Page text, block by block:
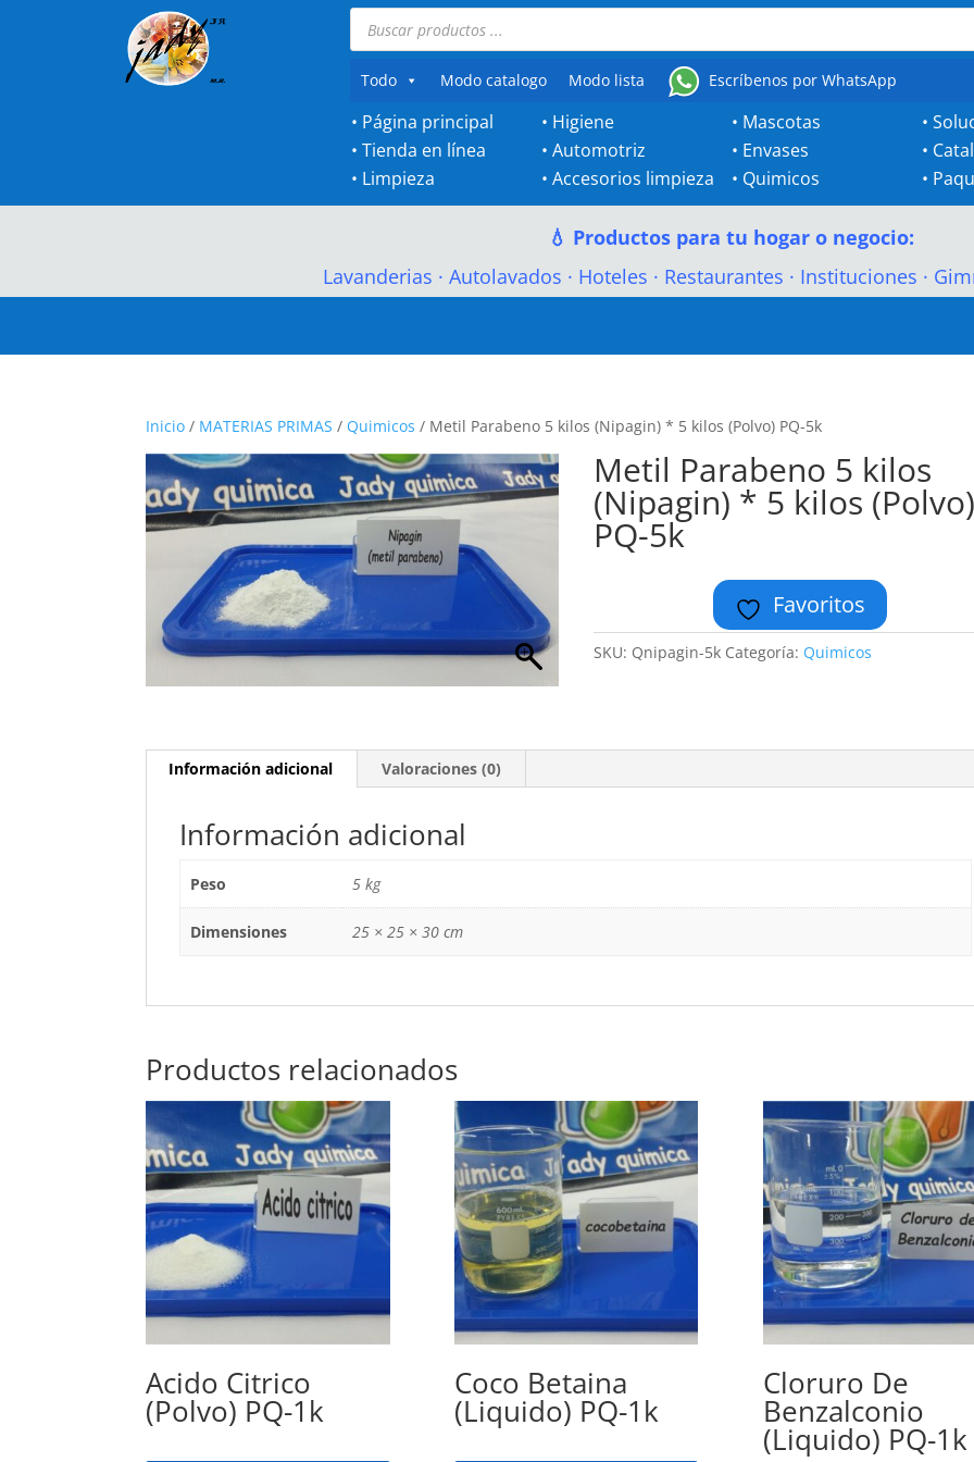
Búsqueda
productos
Todo
Modo catalogo Modo lista Escríbenos por WhatsApp
• Página principal
•Tienda en línea
• Limpieza
• Higiene
•Automotriz
•Accesorios limpieza
• Mascotas
• Envases
• Quimicos
•
•
•
💧 Productos para tu hogar o negocio:
Lavanderias · Autolavados · Hoteles · Restaurantes · Instituciones ·
Inicio / MATERIAS PRIMAS / Quimicos / Metil Parabeno 5 kilos (Nipagin) * 5 kilos (Polvo) PQ-5k
Metil Parabeno 5 kilos
(Nipagin) * 5 kilos (Polvo)
PQ-5k
Favoritos
SKU: Qnipagin-5k Categoría: Quimicos
Información adicional Valoraciones (0)
Información adicional
Peso 5 kg
Dimensiones 25 × 25 × 30 cm
Productos relacionados
Acido Citrico
(Polvo) PQ-1k
Coco Betaina
(Liquido) PQ-1k
Cloruro De
Benzalconio
(Liquido) PQ-1k